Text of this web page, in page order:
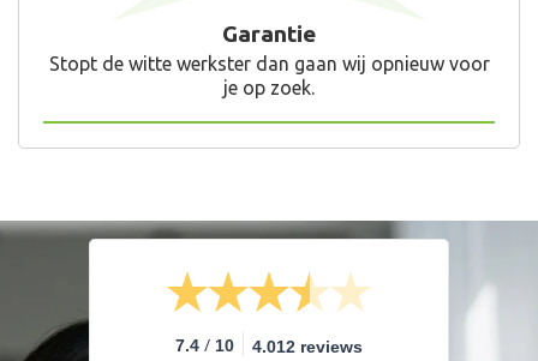
Garantie
Stopt de witte werkster dan gaan wij opnieuw voor
je op zoek.
7.4 / 10 4.012 reviews